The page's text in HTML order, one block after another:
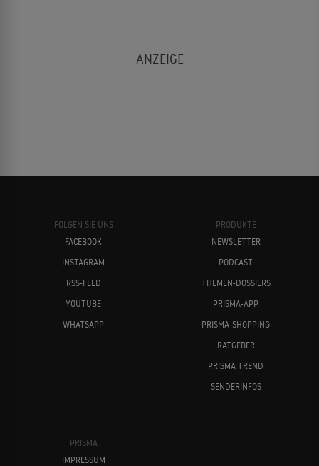
FOLGEN SIE UNS
FACEBOOK
INSTAGRAM
RSS-FEED
YOUTUBE
WHATSAPP
PRODUKTE
NEWSLETTER
PODCAST
THEMEN-DOSSIERS
PRISMA-APP
PRISMA-SHOPPING
RATGEBER
PRISMA TREND
SENDERINFOS
PRISMA
IMPRESSUM